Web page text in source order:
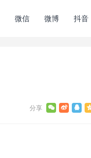
微信 微博 抖音